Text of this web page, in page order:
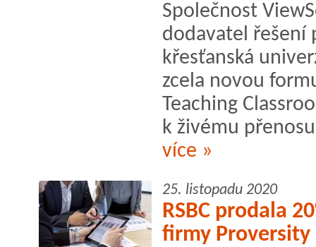
Společnost
dodavatel řešení
křesťanská
zcela novou
Teaching
k živému
více »
25. listopadu 2020
RSBC prodala
firmy Proversity